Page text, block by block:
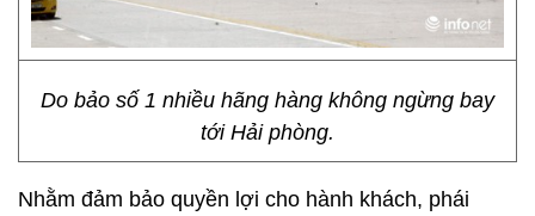
Do bảo số 1 nhiều hãng hàng không ngừng bay
tới Hải phòng.
Nhằm đảm bảo quyền lợi cho hành khách, phái